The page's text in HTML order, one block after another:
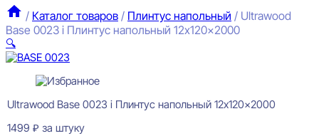
/ Каталог товаров / Плинтус напольный / Ultrawood
Base 0023 i Плинтус напольный 12x120x2000
🔍
Ultrawood Base 0023 i Плинтус напольный 12x120x2000
1499 ₽ за штуку